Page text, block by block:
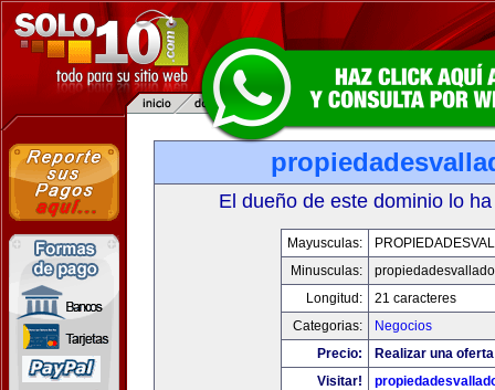
El dueño de este dominio lo
Mayusculas:
Minusculas:
Longitud:
21 caracteres
Categorias:
Negocios
Precio:
Realizar una
Visitar!